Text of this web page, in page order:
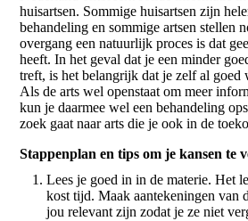
huisartsen. Sommige huisartsen zijn
behandeling en sommige artsen stellen
overgang een natuurlijk proces is dat
heeft. In het geval dat je een minder
treft, is het belangrijk dat je zelf al goed
Als de arts wel openstaat om meer
kun je daarmee wel een behandeling
zoek gaat naar arts die je ook in de
Stappenplan en tips om je kansen te
Lees je goed in in de materie. Het
kost tijd. Maak aantekeningen van
jou relevant zijn zodat je ze niet